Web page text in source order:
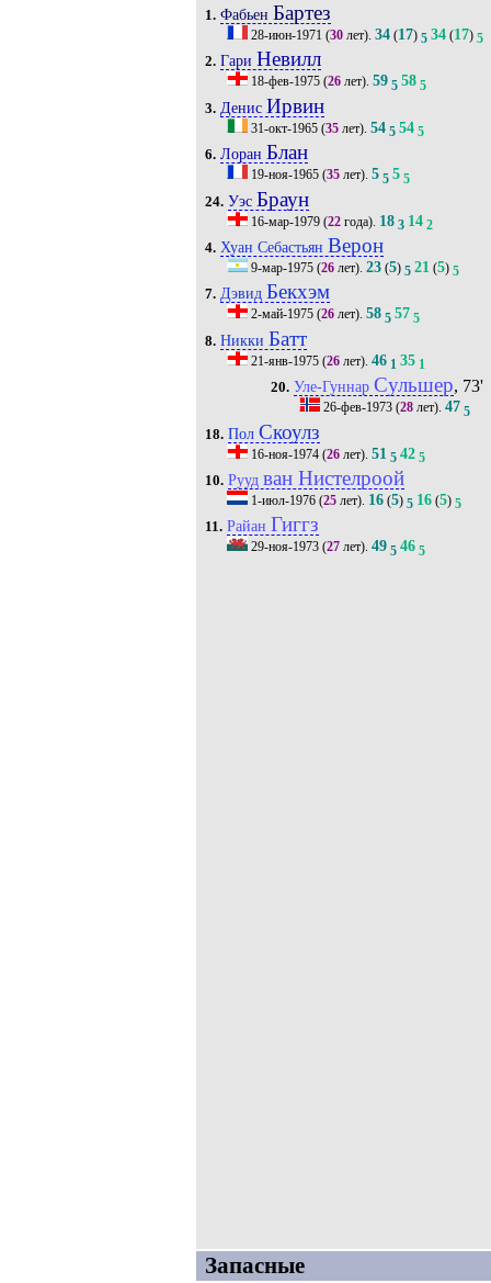
1. Фабьен Бартез
28-июн-1971 (30лет). 34(17) 5 34(17) 5
2. Гари Невилл
18-фев-1975(26лет). 59 5 58 5
3. Денис Ирвин
31-окт-1965(35лет). 54 5 54 5
6. Лоран Блан
19-ноя-1965(35лет). 5 5 5 5
24. Уэс Браун
16-мар-1979(22года). 18 3 14 2
4. Хуан Себастьян Верон
9-мар-1975(26лет). 23(5) 5 21(5) 5
7. Дэвид Бекхэм
2-май-1975(26лет). 58 5 57 5
8. Никки Батт
21-янв-1975(26лет). 46 1 35 1
20. Уле-Гуннар Сульшер, 73'
26-фев-1973 (28 лет).47 5
18. Пол Скоулз
16-ноя-1974(26лет). 51 5 42 5
10. Рууд ван Нистелроой
1-июл-1976(25лет). 16(5) 5 16(5) 5
11. Райан Гиггз
29-ноя-1973(27лет). 49 5 46 5
Запасные